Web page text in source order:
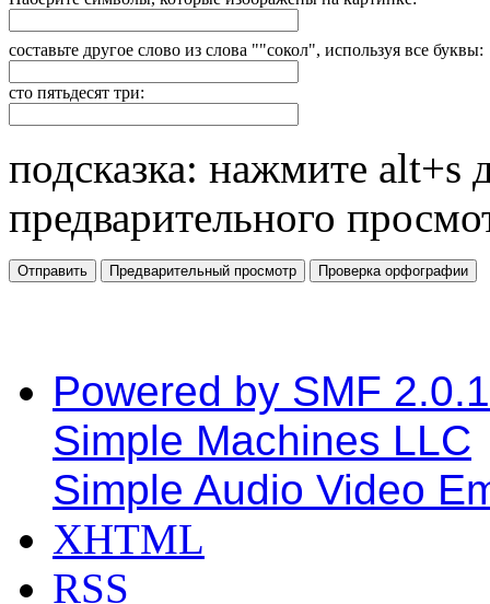
составьте другое слово из слова ""сокол", используя все буквы:
сто пятьдесят три:
подсказка: нажмите alt+s
предварительного
Powered by SMF
Simple Machines LLC
Simple Audio Video
XHTML
RSS